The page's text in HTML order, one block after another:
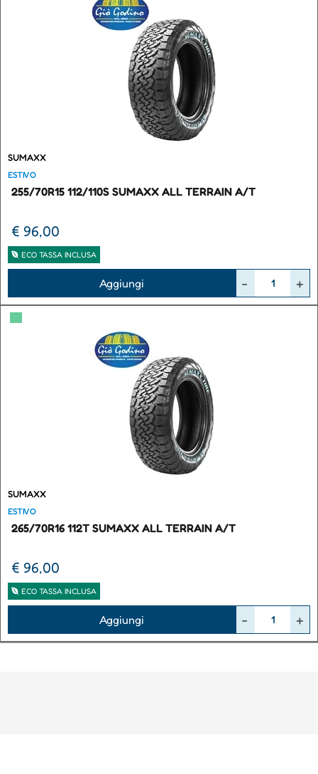
SUMAXX
ESTIVO
255/70R15 112/110S SUMAXX ALL TERRAIN A/T
€ 96,00
ECO TASSA INCLUSA
Aggiungi
▀
SUMAXX
ESTIVO
265/70R16 112T SUMAXX ALL TERRAIN A/T
€ 96,00
ECO TASSA INCLUSA
Aggiungi